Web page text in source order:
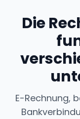
Die
E-Rechnung,